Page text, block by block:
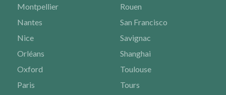
Montpellier
Nantes
Nice
Orléans
Oxford
Paris
Rouen
San Francisco
Savignac
Shanghai
Toulouse
Tours